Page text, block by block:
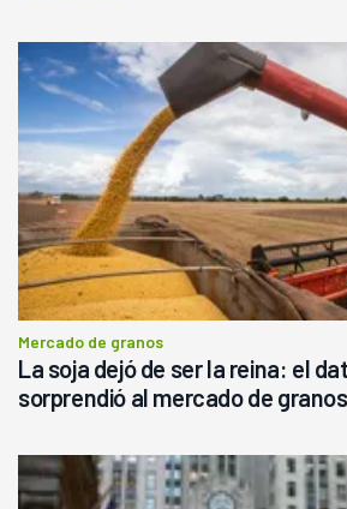
Mercado de granos
La soja dejó de ser la reina: el
sorprendió al mercado de granos